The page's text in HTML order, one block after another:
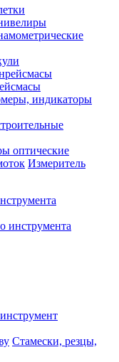
индикаторы
оптические
Измеритель
инструмента
Стамески, резцы,